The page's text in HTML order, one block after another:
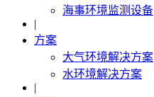
海事环境监测设备
|
方案
大气环境解决方案
水环境解决方案
|